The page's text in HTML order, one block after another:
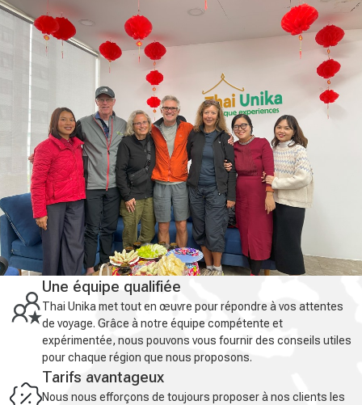
Une équipe qualifiée
Thai Unika met tout en œuvre pour répondre à vos attentes
de voyage. Grâce à notre équipe compétente et
expérimentée, nous pouvons vous fournir des conseils utiles
pour chaque région que nous proposons.
Tarifs avantageux
Nous nous efforçons de toujours proposer à nos clients les